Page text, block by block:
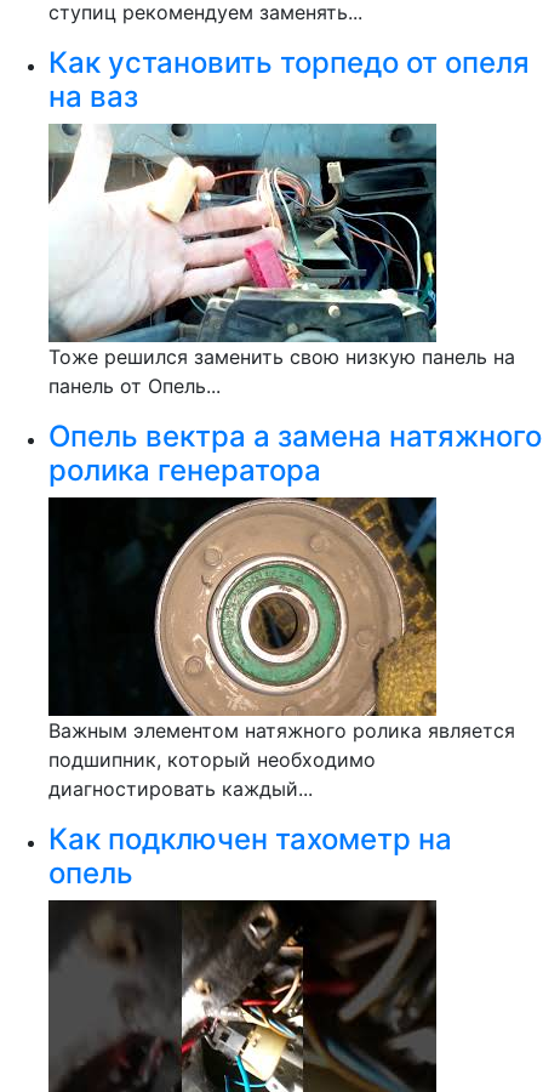
ступиц рекомендуем заменять...
Как установить торпедо от опеля
на ваз
Тоже решился заменить свою низкую панель на
панель от Опель...
Опель вектра а замена натяжного
ролика генератора
Важным элементом натяжного ролика является
подшипник, который необходимо
диагностировать каждый...
Как подключен тахометр на
опель